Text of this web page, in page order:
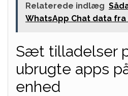
Relaterede indlæg
WhatsApp Chat data fra
Sæt tilladelser
ubrugte apps
enhed